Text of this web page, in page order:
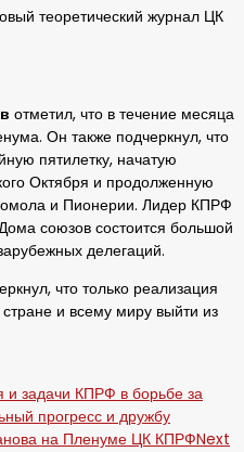
теоретический журнал ЦК
отметил, что в течение месяца
Он также подчеркнул, что
пятилетку, начатую
Октября и продолженную
и Пионерии. Лидер КПРФ
союзов состоится большой
делегаций.
что только реализация
и всему миру выйти из
и задачи КПРФ в борьбе за
прогресс и дружбу
на Пленуме ЦК КПРФNext